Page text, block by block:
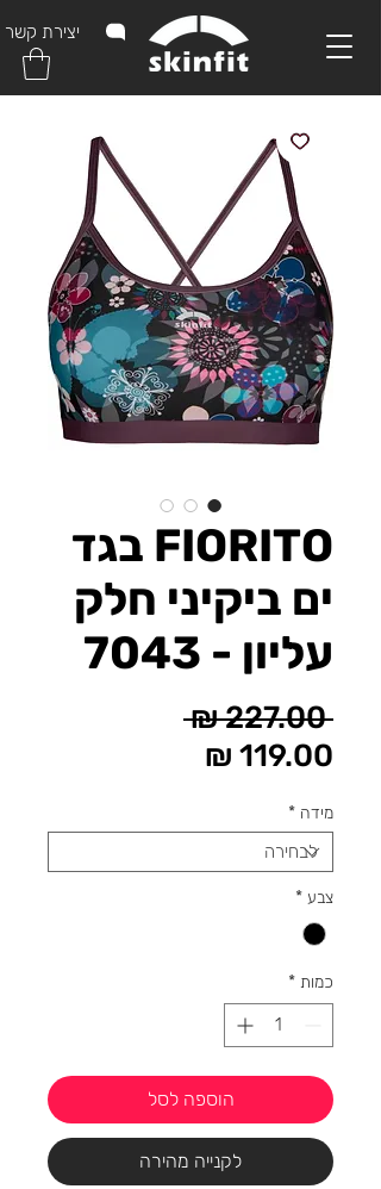
יצירת קשר
FIORITO בגד
ים ביקיני חלק
עליון - 7043
‏227.00 ‏₪
מחיר
מידה *
צבע *
כמות *
הוספה לסל
לקנייה מהירה